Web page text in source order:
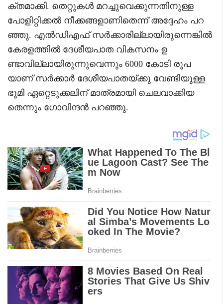
ക്തമാക്കി. തെറ്റുകൾ മറച്ചുവെക്കുന്നതിനുള്ള
പോളിറ്റിക്കൽ നീക്കങ്ങളാണിതെന്ന് അദ്ദേഹം പറ
ഞ്ഞു. എൽഡിഎഫ് സർക്കാരില്ലായിരുന്നെങ്കിൽ
കേരളത്തിൽ ദേശീയപാത വികസനം ഉ
ണ്ടാവില്ലായിരുന്നുവെന്നും 6000 കോടി രൂപ
യാണ് സർക്കാർ ദേശീയപാതയ്ക്കു വേണ്ടിയുള്ള
ഭൂമി ഏറ്റെടുക്കലിന് മാത്രമായി ചെലവാക്കിയ
തെന്നും ഗോവിന്ദൻ പറഞ്ഞു.